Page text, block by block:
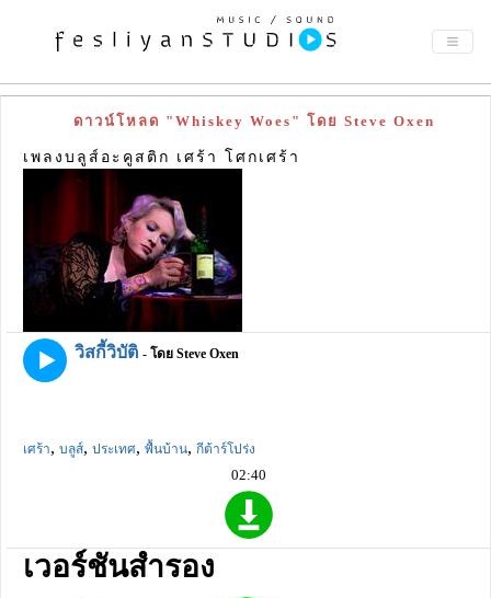
ดาวน์โหลด "Whiskey Woes" โดย Steve Oxen
เพลงบลูส์อะคูสติก เศร้า โศกเศร้า
วิสกี้วิบัติ - โดย Steve Oxen
เศร้า, บลูส์, ประเทศ, พื้นบ้าน, กีต้าร์โปร่ง
02:40
เวอร์ชันสำรอง